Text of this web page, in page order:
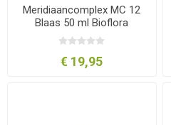
Meridiaancomplex MC 12
Blaas 50 ml Bioflora
€ 19,95